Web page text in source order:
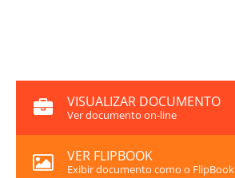
VISUALIZAR DOCUMENTO
Ver documento on-line
VER FLIPBOOK
Exibir documento como o FlipBook